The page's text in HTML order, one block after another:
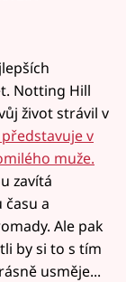
Notting Hill
život strávil v
v
muže.
zavítá
a
Ale pak
by si to s tím
usměje...